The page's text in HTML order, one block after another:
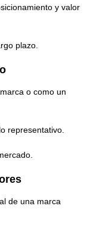
y valor
plazo.
o como un
representativo.
de una marca